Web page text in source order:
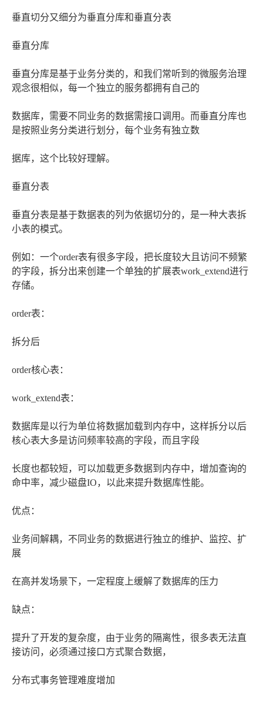
垂直切分又细分为垂直分库和垂直分表
垂直分库
垂直分库是基于业务分类的，和我们常听到的微服务治理
观念很相似，每一个独立的服务都拥有自己的
数据库，需要不同业务的数据需接口调用。而垂直分库也
是按照业务分类进行划分，每个业务有独立数
据库，这个比较好理解。
垂直分表
垂直分表是基于数据表的列为依据切分的，是一种大表拆
小表的模式。
例如：一个order表有很多字段，把长度较大且访问不频繁
的字段，拆分出来创建一个单独的扩展表work_extend进行
存储。
order表：
拆分后
order核心表：
work_extend表：
数据库是以行为单位将数据加载到内存中，这样拆分以后
核心表大多是访问频率较高的字段，而且字段
长度也都较短，可以加载更多数据到内存中，增加查询的
命中率，减少磁盘IO，以此来提升数据库性能。
优点：
业务间解耦，不同业务的数据进行独立的维护、监控、扩
展
在高并发场景下，一定程度上缓解了数据库的压力
缺点：
提升了开发的复杂度，由于业务的隔离性，很多表无法直
接访问，必须通过接口方式聚合数据，
分布式事务管理难度增加